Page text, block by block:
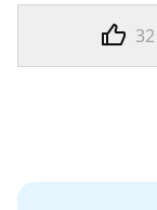
32